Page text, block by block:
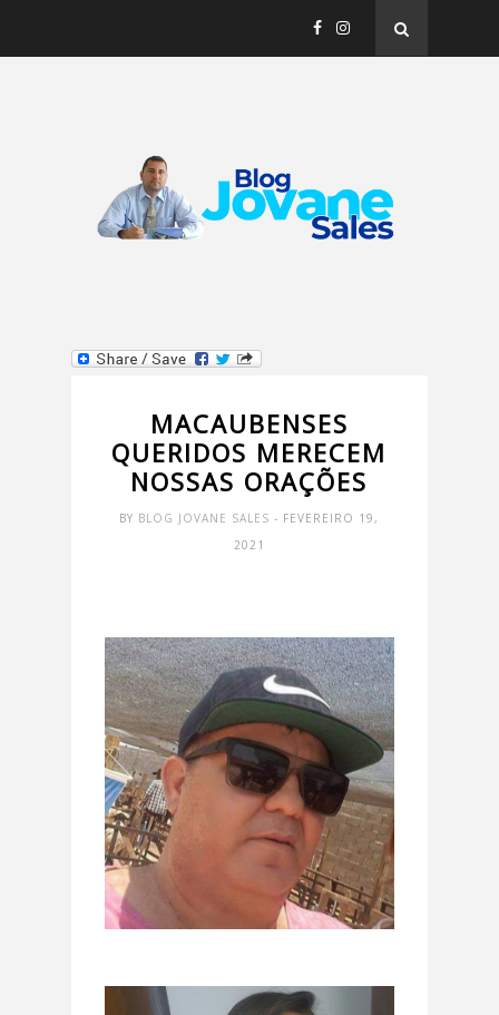
MACAUBENSES
QUERIDOS MERECEM
NOSSAS ORAÇÕES
BY BLOG JOVANE SALES- FEVEREIRO 19,
2021